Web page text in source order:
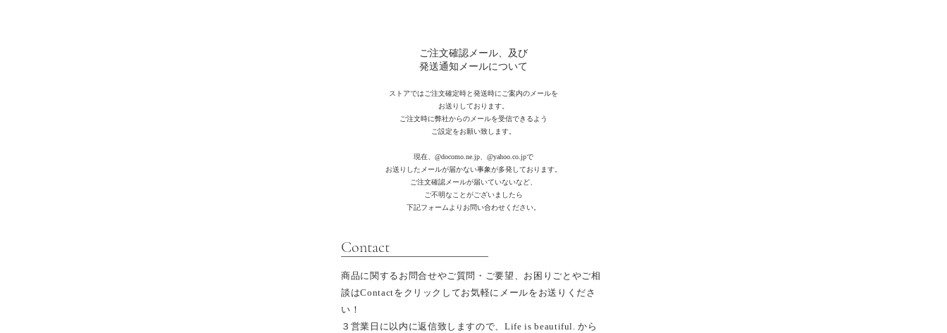
ご注文確認メール、及び
発送通知メールについて
ストアではご注文確定時と発送時にご案内のメールを
お送りしております。
ご注文時に弊社からのメールを受信できるよう
ご設定をお願い致します。
現在、 @docomo.ne.jp、@yahoo.co.jpで
お送りしたメールが届かない事象が多発しております。
ご注文確認メールが届いていないなど、
ご不明なことがございましたら
下記フォームよりお問い合わせください。
​Contact
商品に関するお問合せやご質問・ご要望、お困りごとやご相
談はContactをクリックしてお気軽にメールをお送りくださ
い！
３営業日に以内 に返信致しますので、Life is beautiful. から